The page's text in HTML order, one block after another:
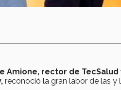
Amione, rector de
reconoció la gran labor de las y